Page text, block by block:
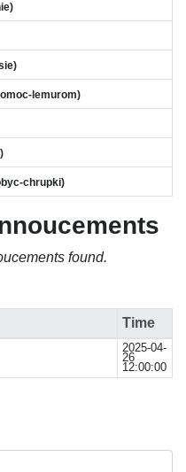
lemurom)
chrupki)
found.
Time
2025-04-
26
12:00:00